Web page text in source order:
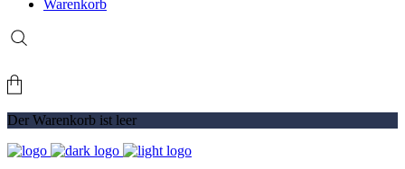
Warenkorb
Der Warenkorb ist leer